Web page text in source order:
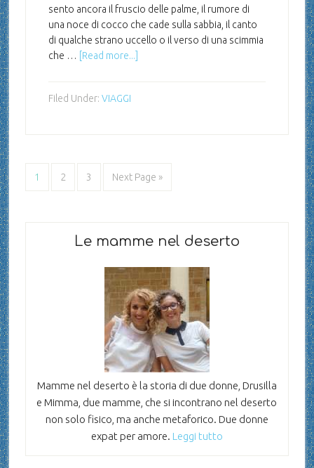
sento ancora il fruscio delle palme, il rumore di
una noce di cocco che cade sulla sabbia, il canto
di qualche strano uccello o il verso di una scimmia
che …
[Read more...]
Filed Under: VIAGGI
1 2 3 Next Page »
Le mamme nel deserto
Mamme nel deserto è la storia di due donne, Drusilla
e Mimma, due mamme, che si incontrano nel deserto
non solo fisico, ma anche metaforico. Due donne
expat per amore. Leggi tutto